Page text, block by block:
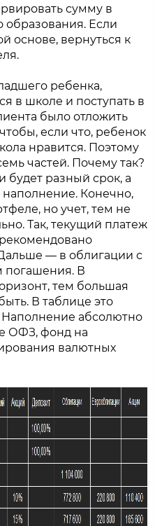
сумму в
образования. Если
основе, вернуться к
ребенка,
в школе и поступать в
было отложить
если что, ребенок
нравится. Поэтому
частей. Почему так?
будет разный срок, а
наполнение. Конечно,
но учет, тем не
Так, текущий платеж
— в облигации с
погашения. В
тем большая
В таблице это
Наполнение абсолютно
ОФЗ, фонд на
валютных